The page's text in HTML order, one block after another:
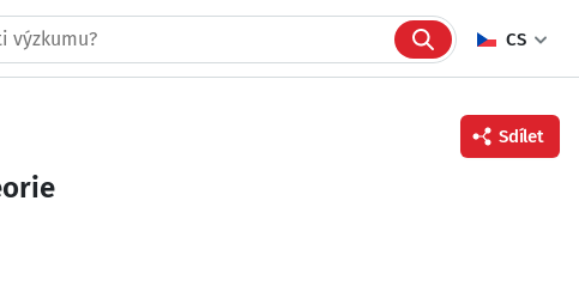
CS
Sdílet